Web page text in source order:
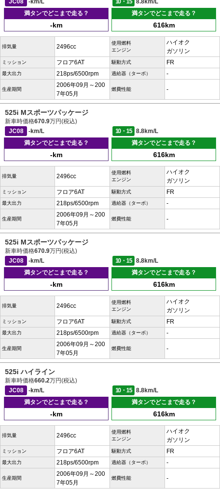
JC08
-km/L 10・15
8.8km/L
満タンでどこまで走る？
-km
満タンでどこまで走る？
616km
排気量 2496cc
使用燃料
エンジン
ハイオク
ガソリン
ミッション フロア6AT 駆動方式 FR
最大出力 218ps/6500rpm 過給器（ターボ） -
生産期間
2006年09月～200
7年05月
燃費性能 -
525i Mスポーツパッケージ
新車時価格670.9万円(税込)
JC08
-km/L 10・15
8.8km/L
満タンでどこまで走る？
-km
満タンでどこまで走る？
616km
排気量 2496cc
使用燃料
エンジン
ハイオク
ガソリン
ミッション フロア6AT 駆動方式 FR
最大出力 218ps/6500rpm 過給器（ターボ） -
生産期間
2006年09月～200
7年05月
燃費性能 -
525i Mスポーツパッケージ
新車時価格670.9万円(税込)
JC08
-km/L 10・15
8.8km/L
満タンでどこまで走る？
-km
満タンでどこまで走る？
616km
排気量 2496cc
使用燃料
エンジン
ハイオク
ガソリン
ミッション フロア6AT 駆動方式 FR
最大出力 218ps/6500rpm 過給器（ターボ） -
生産期間
2006年09月～200
7年05月
燃費性能 -
525i ハイライン
新車時価格660.2万円(税込)
JC08
-km/L 10・15
8.8km/L
満タンでどこまで走る？
-km
満タンでどこまで走る？
616km
排気量 2496cc
使用燃料
エンジン
ハイオク
ガソリン
ミッション フロア6AT 駆動方式 FR
最大出力 218ps/6500rpm 過給器（ターボ） -
生産期間
2006年09月～200
7年05月
燃費性能 -